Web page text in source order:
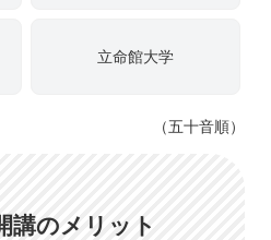
立命館大学
（五十音順）
講のメリット